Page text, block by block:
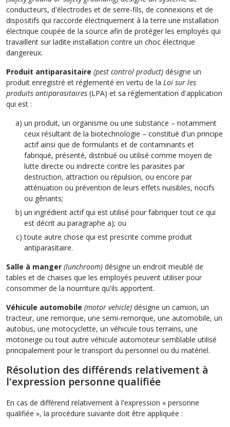
conducteurs, d'électrodes et de serre-fils, de connexions et de
dispositifs qui raccorde électriquement à la terre une installation
électrique coupée de la source afin de protéger les employés qui
travaillent sur ladite installation contre un choc électrique
dangereux.
Produit antiparasitaire (pest control product) désigne un
produit enregistré et réglementé en vertu de la Loi sur les
produits antiparasitaires (LPA) et sa réglementation d'application
qui est :
un produit, un organisme ou une substance – notamment
ceux résultant de la biotechnologie – constitué d'un principe
actif ainsi que de formulants et de contaminants et
fabriqué, présenté, distribué ou utilisé comme moyen de
lutte directe ou indirecte contre les parasites par
destruction, attraction ou répulsion, ou encore par
atténuation ou prévention de leurs effets nuisibles, nocifs
ou gênants;
un ingrédient actif qui est utilisé pour fabriquer tout ce qui
est décrit au paragraphe a); ou
toute autre chose qui est prescrite comme produit
antiparasitaire.
Salle à manger (lunchroom) désigne un endroit meublé de
tables et de chaises que les employés peuvent utiliser pour
consommer de la nourriture qu'ils apportent.
Véhicule automobile (motor vehicle) désigne un camion, un
tracteur, une remorque, une semi-remorque, une automobile, un
autobus, une motocyclette, un véhicule tous terrains, une
motoneige ou tout autre véhicule automoteur semblable utilisé
principalement pour le transport du personnel ou du matériel.
Résolution des différends relativement à
l'expression personne qualifiée
En cas de différend relativement à l'expression « personne
qualifiée », la procédure suivante doit être appliquée :